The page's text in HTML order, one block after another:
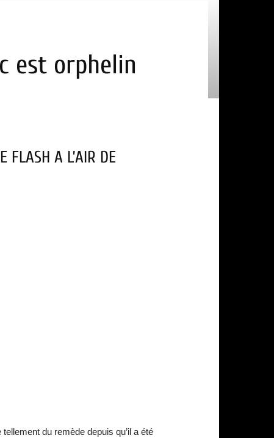
est orphelin
FLASH A L’AIR DE
du remède depuis qu’il a été